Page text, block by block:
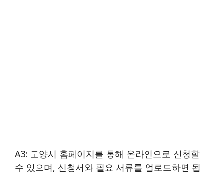
A3: 고양시 홈페이지를 통해 온라인으로 신청할
수 있으며, 신청서와 필요 서류를 업로드하면 됩